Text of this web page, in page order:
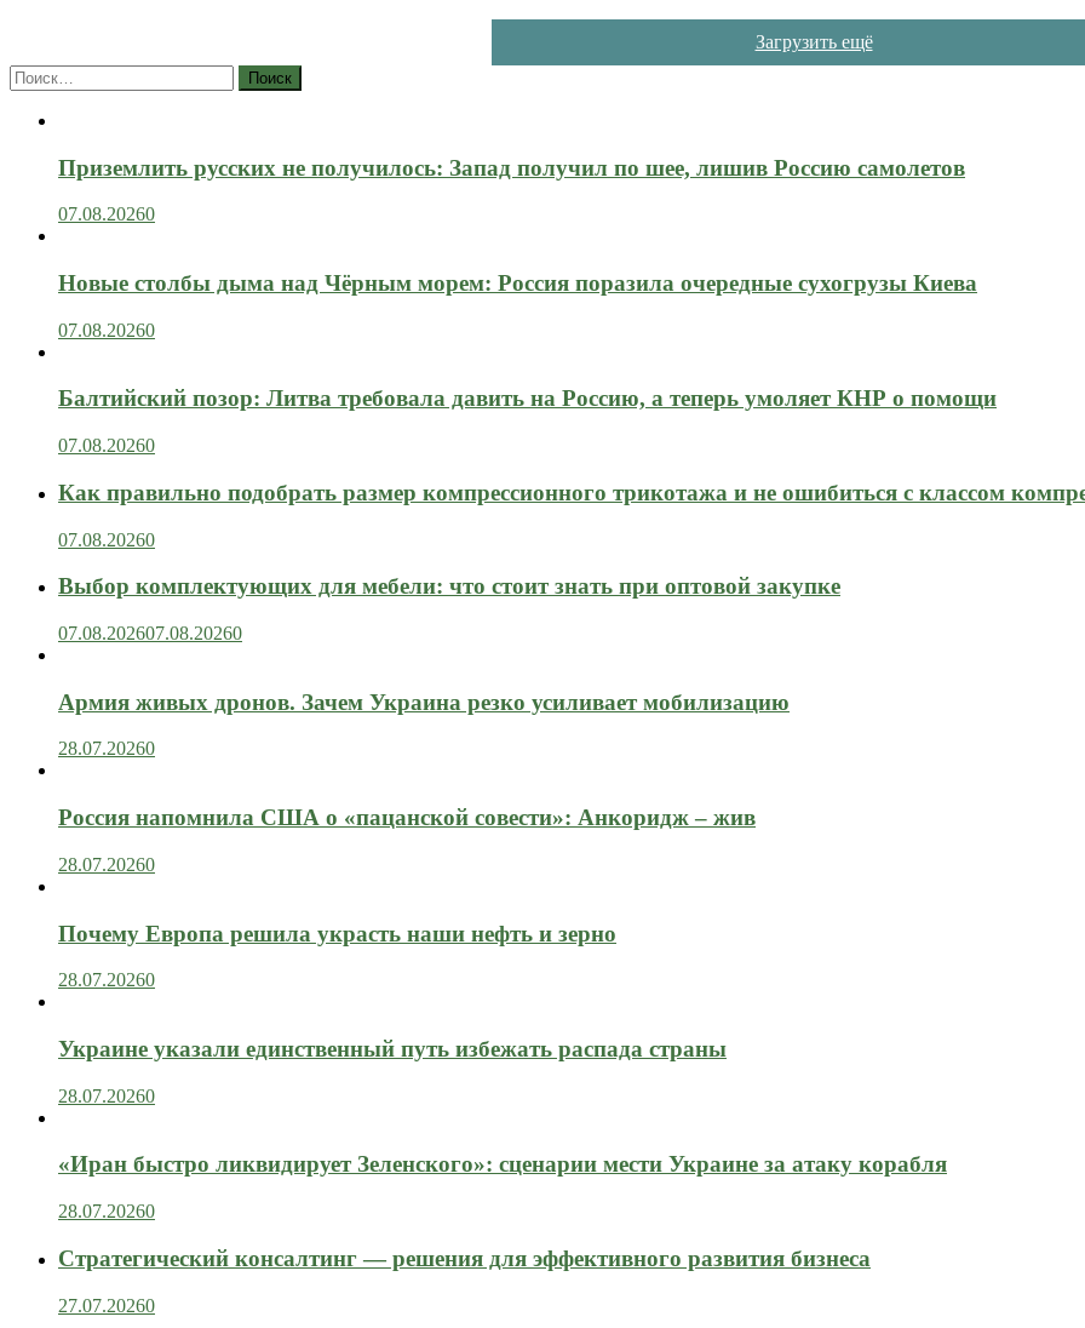
Загрузить ещё
Найти:
Приземлить русских не получилось: Запад получил по шее, лишив Россию самолетов
07.08.20260
Новые столбы дыма над Чёрным морем: Россия поразила очередные сухогрузы Киева
07.08.20260
Балтийский позор: Литва требовала давить на Россию, а теперь умоляет КНР о помощи
07.08.20260
Как правильно подобрать размер компрессионного трикотажа и не ошибиться с классом
07.08.20260
Выбор комплектующих для мебели: что стоит знать при оптовой закупке
07.08.202607.08.20260
Армия живых дронов. Зачем Украина резко усиливает мобилизацию
28.07.20260
Россия напомнила США о «пацанской совести»: Анкоридж – жив
28.07.20260
Почему Европа решила украсть наши нефть и зерно
28.07.20260
Украине указали единственный путь избежать распада страны
28.07.20260
«Иран быстро ликвидирует Зеленского»: сценарии мести Украине за атаку корабля
28.07.20260
Стратегический консалтинг — решения для эффективного развития бизнеса
27.07.20260